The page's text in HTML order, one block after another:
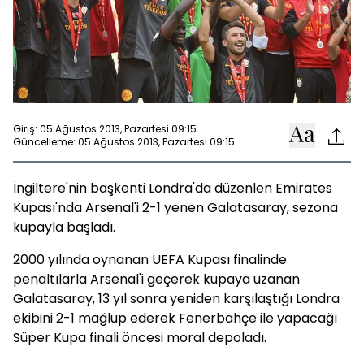
Giriş: 05 Ağustos 2013, Pazartesi 09:15
Güncelleme: 05 Ağustos 2013, Pazartesi 09:15
İngiltere'nin başkenti Londra'da düzenlen Emirates
Kupası'nda Arsenal'i 2-1 yenen Galatasaray, sezona
kupayla başladı.
2000 yılında oynanan UEFA Kupası finalinde
penaltılarla Arsenal'i geçerek kupaya uzanan
Galatasaray, 13 yıl sonra yeniden karşılaştığı Londra
ekibini 2-1 mağlup ederek Fenerbahçe ile yapacağı
Süper Kupa finali öncesi moral depoladı.